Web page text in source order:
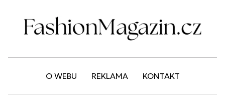
O WEBU REKLAMA KONTAKT